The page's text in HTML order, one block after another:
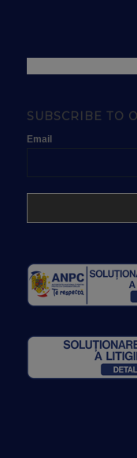
SUBSCRIBE TO
Email